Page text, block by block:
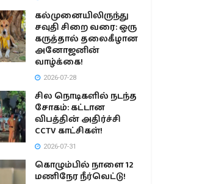
கல்முனையிலிருந்து
சவுதி சிறை வரை: ஒரு
கருத்தால் தலைகீழான
அனோஜனின்
வாழ்க்கை!
2026-07-28
சில நொடிகளில் நடந்த
சோகம்: கட்டான
விபத்தின் அதிர்ச்சி
CCTV காட்சிகள்!
2026-07-31
கொழும்பில் நாளை 12
மணிநேர நீர்வெட்டு!